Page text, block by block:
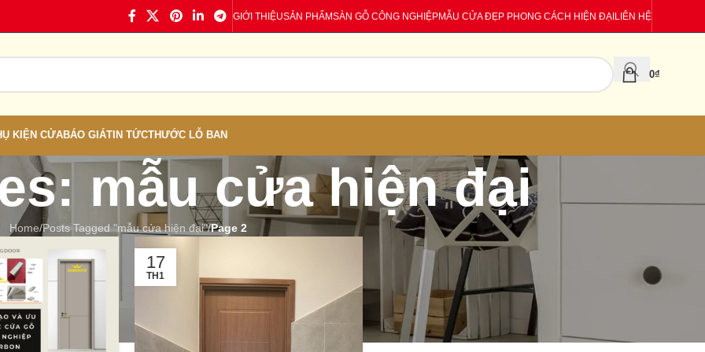
GIỚI THIỆUSẢN PHẨMSÀN GỖ CÔNG NGHIỆPMẪU CỬA ĐẸP PHONG CÁCH HIỆN ĐẠILIÊN HỆ
0₫
KIỆN CỬABÁO GIÁTIN TỨCTHƯỚC LỖ BAN
mẫu cửa hiện đại
Home/Posts Tagged "mẫu cửa hiện đại"/Page 2
17
TH1
CATEGORIES
Báo giá
Tin tức